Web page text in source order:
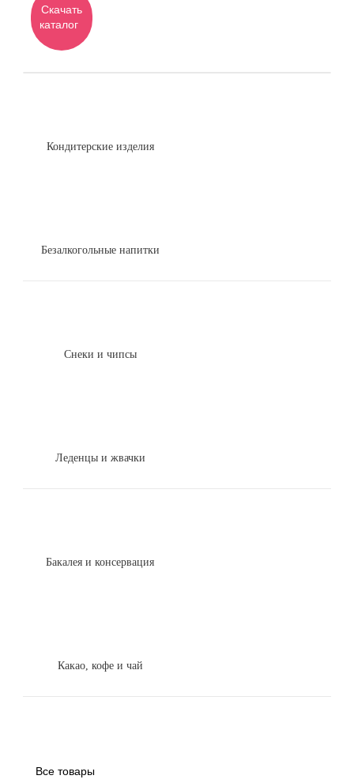
Скачать
каталог
Кондитерские изделия
Безалкогольные напитки
Снеки и чипсы
Леденцы и жвачки
Бакалея и консервация
Какао, кофе и чай
Все товары